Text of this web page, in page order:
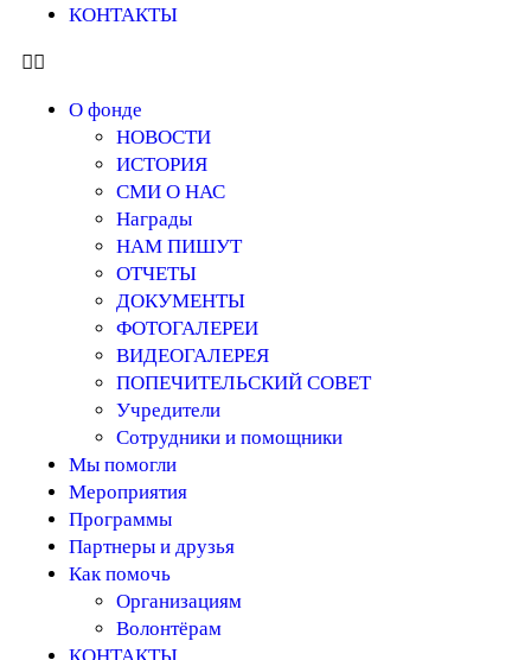
КОНТАКТЫ
О фонде
НОВОСТИ
ИСТОРИЯ
СМИ О НАС
Награды
НАМ ПИШУТ
ОТЧЕТЫ
ДОКУМЕНТЫ
ФОТОГАЛЕРЕИ
ВИДЕОГАЛЕРЕЯ
ПОПЕЧИТЕЛЬСКИЙ СОВЕТ
Учредители
Сотрудники и помощники
Мы помогли
Мероприятия
Программы
Партнеры и друзья
Как помочь
Организациям
Волонтёрам